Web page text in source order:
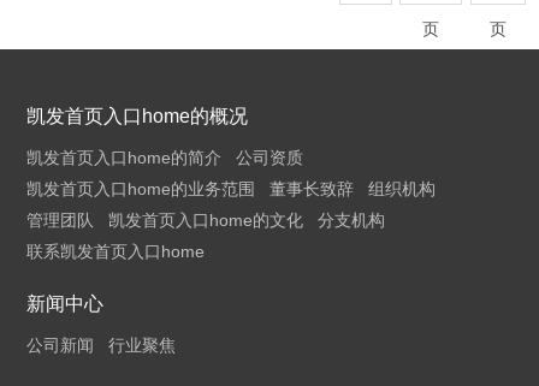
页 页
凯发首页入口home的概况
凯发首页入口home的简介
公司资质
凯发首页入口home的业务范围
董事长致辞
组织机构
管理团队
凯发首页入口home的文化
分支机构
联系凯发首页入口home
新闻中心
公司新闻 行业聚焦